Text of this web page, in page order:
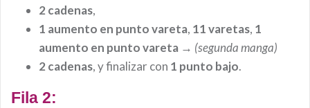
2 cadenas,
1 aumento en punto vareta, 11 varetas, 1
aumento en punto vareta → (segunda manga)
2 cadenas, y finalizar con 1 punto bajo.
Fila 2: